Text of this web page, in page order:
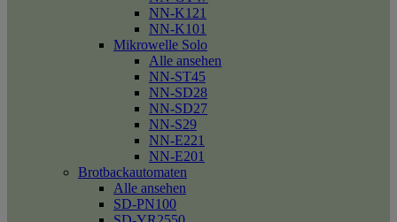
NN-K121
NN-K101
Mikrowelle Solo
Alle ansehen
NN-ST45
NN-SD28
NN-SD27
NN-S29
NN-E221
NN-E201
Brotbackautomaten
Alle ansehen
SD-PN100